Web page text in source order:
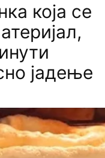
која се
јадење